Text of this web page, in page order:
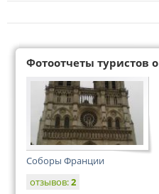
Фотоотчеты туристов
Соборы Франции
отзывов:2